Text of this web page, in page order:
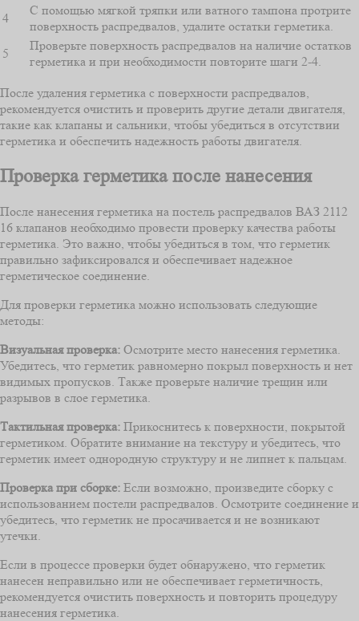
4
С помощью мягкой тряпки или ватного тампона протрите
поверхность распредвалов, удалите остатки герметика.
5
Проверьте поверхность распредвалов на наличие остатков
герметика и при необходимости повторите шаги 2-4.
После удаления герметика с поверхности распредвалов,
рекомендуется очистить и проверить другие детали двигателя,
такие как клапаны и сальники, чтобы убедиться в отсутствии
герметика и обеспечить надежность работы двигателя.
Проверка герметика после нанесения
После нанесения герметика на постель распредвалов ВАЗ 2112
16 клапанов необходимо провести проверку качества работы
герметика. Это важно, чтобы убедиться в том, что герметик
правильно зафиксировался и обеспечивает надежное
герметическое соединение.
Для проверки герметика можно использовать следующие
методы:
Визуальная проверка: Осмотрите место нанесения герметика.
Убедитесь, что герметик равномерно покрыл поверхность и нет
видимых пропусков. Также проверьте наличие трещин или
разрывов в слое герметика.
Тактильная проверка: Прикоснитесь к поверхности, покрытой
герметиком. Обратите внимание на текстуру и убедитесь, что
герметик имеет однородную структуру и не липнет к пальцам.
Проверка при сборке: Если возможно, произведите сборку с
использованием постели распредвалов. Осмотрите соединение и
убедитесь, что герметик не просачивается и не возникают
утечки.
Если в процессе проверки будет обнаружено, что герметик
нанесен неправильно или не обеспечивает герметичность,
рекомендуется очистить поверхность и повторить процедуру
нанесения герметика.